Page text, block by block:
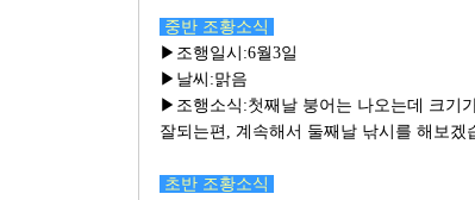
중반 조황소식
▶조행일시:6월3일
▶날씨:맑음
▶조행소식:첫째날 붕어는 나오는데 크기
잘되는편, 계속해서 둘째날 낚시를 해보겠
초반 조황소식